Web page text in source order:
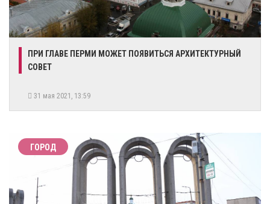
ПРИ ГЛАВЕ ПЕРМИ МОЖЕТ ПОЯВИТЬСЯ АРХИТЕКТУРНЫЙ
СОВЕТ
31 мая 2021, 13:59
ГОРОД